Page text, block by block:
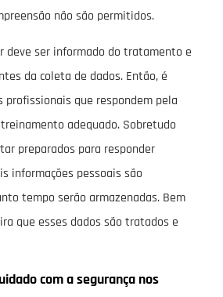
não são permitidos.
deve ser informado do tratamento e
da coleta de dados. Então, é
profissionais que respondem pela
adequado. Sobretudo
preparados para responder
informações pessoais são
tempo serão armazenadas. Bem
que esses dados são tratados e
com a segurança nos